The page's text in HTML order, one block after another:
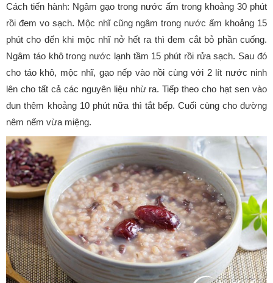
Cách tiến hành: Ngâm gạo trong nước ấm trong khoảng 30 phút
rồi đem vo sạch. Mộc nhĩ cũng ngâm trong nước ấm khoảng 15
phút cho đến khi mộc nhĩ nở hết ra thì đem cắt bỏ phần cuống.
Ngâm táo khô trong nước lạnh tầm 15 phút rồi rửa sạch. Sau đó
cho táo khô, mộc nhĩ, gạo nếp vào nồi cùng với 2 lít nước ninh
lên cho tất cả các nguyên liệu nhừ ra. Tiếp theo cho hạt sen vào
đun thêm khoảng 10 phút nữa thì tắt bếp. Cuối cùng cho đường
nêm nếm vừa miệng.